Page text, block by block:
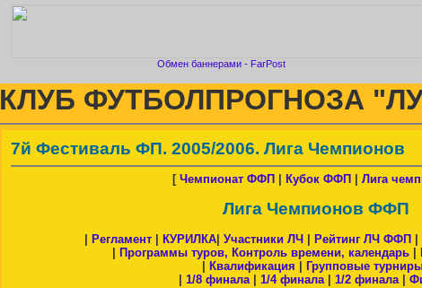
Обмен баннерами - FarPost
КЛУБ ФУТБОЛПРОГНОЗА
7й Фестиваль ФП. 2005/2006. Лига Чемпионов
[ Чемпионат ФФП Кубок ФФП Лига
Лига Чемпионов ФФП
Регламент КУРИЛКА Участники ЛЧ Рейтинг ЛЧ ФФП
Программы туров, Контроль времени, календарь
Квалификация
Групповые
1/8 финала 1/4 финала 1/2 финала